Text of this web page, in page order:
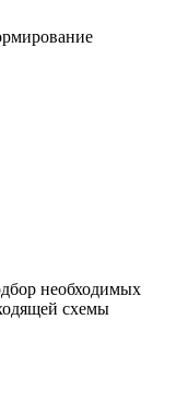
необходимых
схемы